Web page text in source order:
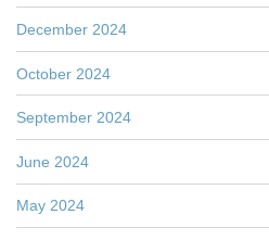
December 2024
October 2024
September 2024
June 2024
May 2024